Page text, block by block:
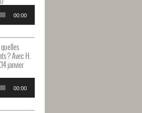
00:00
? Avec H.
janvier
00:00